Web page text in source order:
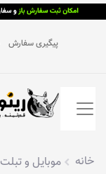
پیگیری سفارش
خانه موبایل و تبلت